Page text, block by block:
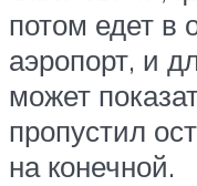
потом едет в
аэропорт, и
может
пропустил
на конечной.